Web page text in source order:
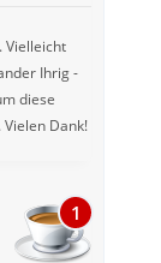
Vielleicht
Ihrig -
diese
Dank!
1